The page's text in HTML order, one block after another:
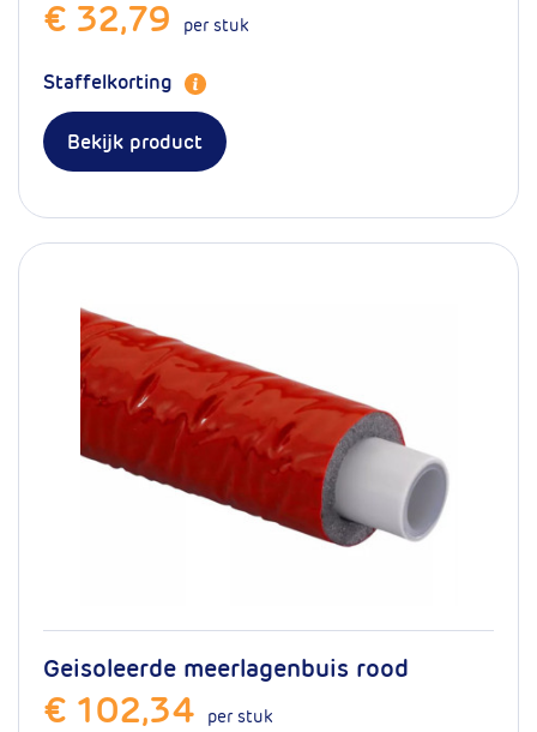
€ 32,79 per stuk
Staffelkorting
Bekijk product
Geisoleerde meerlagenbuis rood
€ 102,34 per stuk